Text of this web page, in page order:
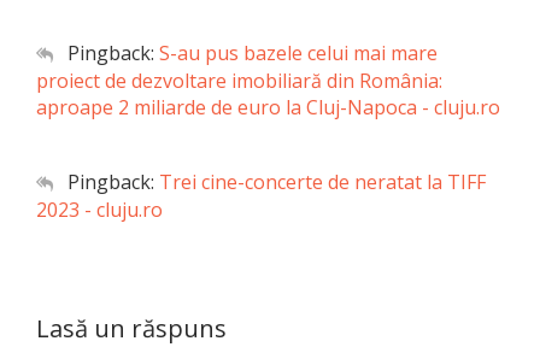
Pingback: S-au pus bazele celui mai mare
proiect de dezvoltare imobiliară din România:
aproape 2 miliarde de euro la Cluj-Napoca - cluju.ro
Pingback: Trei cine-concerte de neratat la TIFF
2023 - cluju.ro
Lasă un răspuns